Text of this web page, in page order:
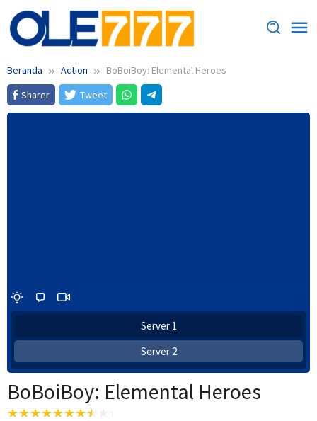
Loncat
ke
konten
Beranda Action
BoBoiBoy: Elemental Heroes
Sharer
Tweet
Server 1
Server 2
BoBoiBoy: Elemental Heroes